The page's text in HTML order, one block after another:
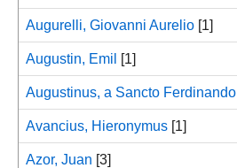
Augurelli, Giovanni Aurelio [1]
Augustin, Emil [1]
Augustinus, a Sancto Ferdinando
Avancius, Hieronymus [1]
Azor, Juan [3]